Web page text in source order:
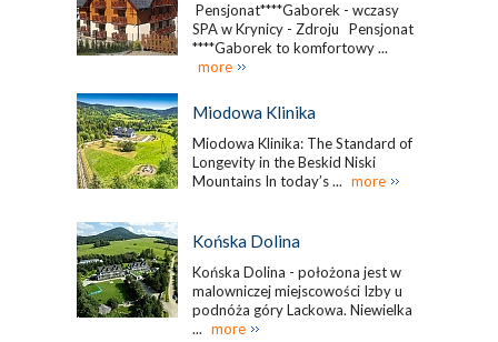
Pensjonat****Gaborek - wczasy
SPA w Krynicy - Zdroju Pensjonat
****Gaborek to komfortowy ...
more
Miodowa Klinika
Miodowa Klinika: The Standard of
Longevity in the Beskid Niski
Mountains In today’s ... more
Końska Dolina
Końska Dolina - położona jest w
malowniczej miejscowości Izby u
podnóża góry Lackowa. Niewielka
... more